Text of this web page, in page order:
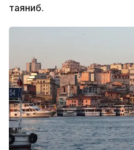
таяниб.